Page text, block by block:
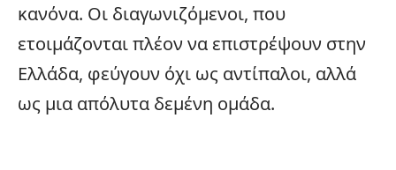
κανόνα. Οι διαγωνιζόμενοι, που
ετοιμάζονται πλέον να επιστρέψουν στην
Ελλάδα, φεύγουν όχι ως αντίπαλοι, αλλά
ως μια απόλυτα δεμένη ομάδα.